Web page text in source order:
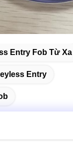
Entry Fob Từ Xa
Entry